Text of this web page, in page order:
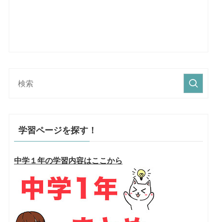
学習ページを探す！
中学１年の学習内容はここから